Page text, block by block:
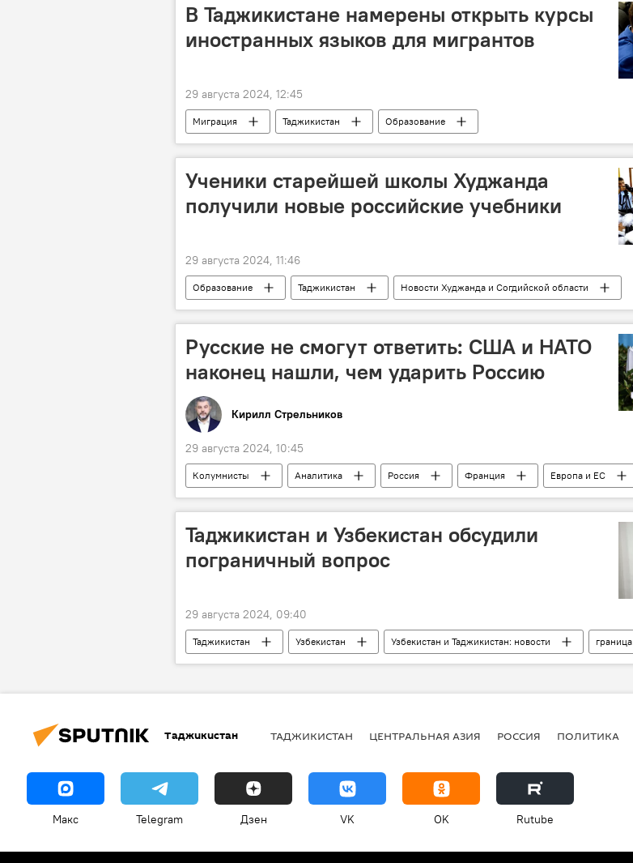
В Таджикистане намерены открыть курсы
иностранных языков для мигрантов
29 августа 2024, 12:45
Миграция Таджикистан Образование
Ученики старейшей школы Худжанда
получили новые российские учебники
29 августа 2024, 11:46
Образование Таджикистан Новости Худжанда и Согдийской области
Русские не смогут ответить: США и НАТО
наконец нашли, чем ударить Россию
Кирилл Стрельников
29 августа 2024, 10:45
Колумнисты Аналитика Россия Франция
Европа и ЕС
Общество
Таджикистан и Узбекистан обсудили
пограничный вопрос
29 августа 2024, 09:40
Таджикистан Узбекистан Узбекистан и Таджикистан: новости граница
Таджикистан ТАДЖИКИСТАН ЦЕНТРАЛЬНАЯ АЗИЯ РОССИЯ ПОЛИТИКА
Макс Telegram Дзен VK OK Rutube